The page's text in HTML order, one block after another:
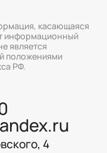
касающаяся
информационный
является
положениями
РФ.
4